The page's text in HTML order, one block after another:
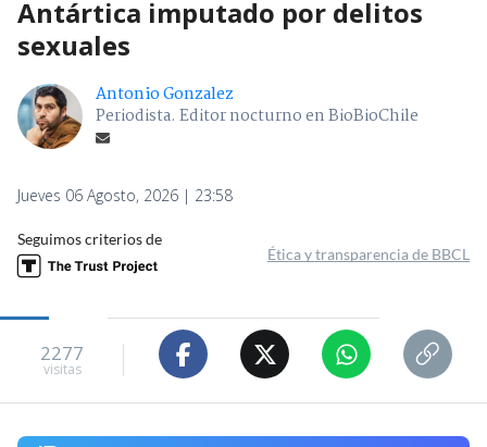
Antártica imputado por delitos
sexuales
Antonio Gonzalez
Periodista. Editor nocturno en BioBioChile
Jueves 06 Agosto, 2026 | 23:58
Seguimos criterios de
Ética y transparencia de BBCL
2277
visitas